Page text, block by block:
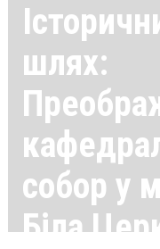
шлях:
собор у
Біла